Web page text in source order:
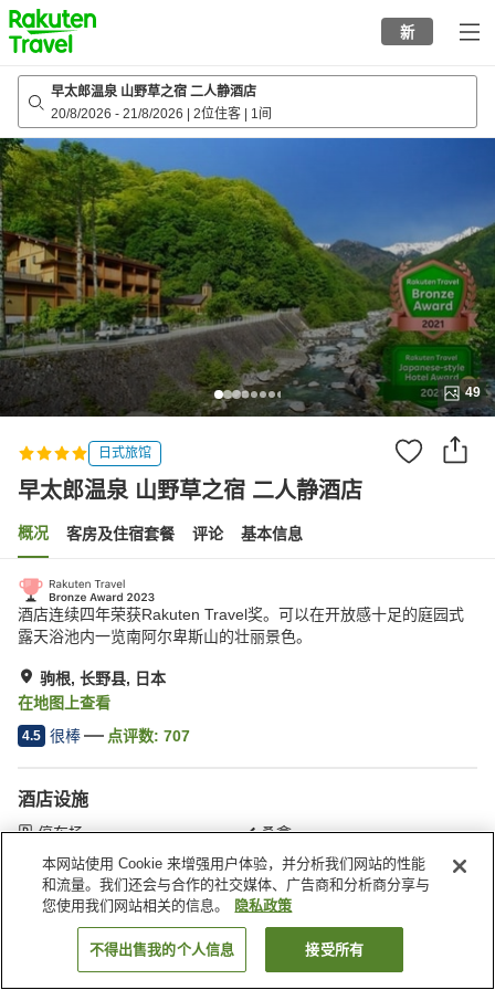
to
top
page
新
早太郎温泉 山野草之宿 二人静酒店
20/8/2026 - 21/8/2026 2位住客 1间
49
日式旅馆
早太郎温泉 山野草之宿 二人静酒店
概况 客房及住宿套餐 评论 基本信息
酒店连续四年荣获Rakuten Travel奖。可以在开放感十足的庭园式
露天浴池内一览南阿尔卑斯山的壮丽景色。
驹根, 长野县, 日本
在地图上查看
4.5 很棒 点评数: 707
酒店设施
停车场
桑拿
SPA/美容院
餐厅
首页 日本 长野县 驹根 早太郎温泉 山野草之宿 二人静酒店
搜索客房
本网站使用 Cookie 来增强用户体验，并分析我们网站的性能
和流量。我们还会与合作的社交媒体、广告商和分析商分享与
您使用我们网站相关的信息。
隐私政策
不得出售我的个人信息 接受所有